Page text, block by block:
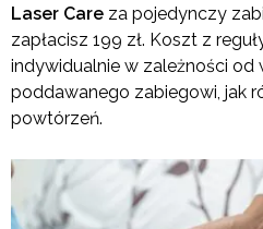
Laser Care za pojedynczy
zapłacisz 199 zł. Koszt z
indywidualnie w zależności od
poddawanego zabiegowi, jak
powtórzeń.